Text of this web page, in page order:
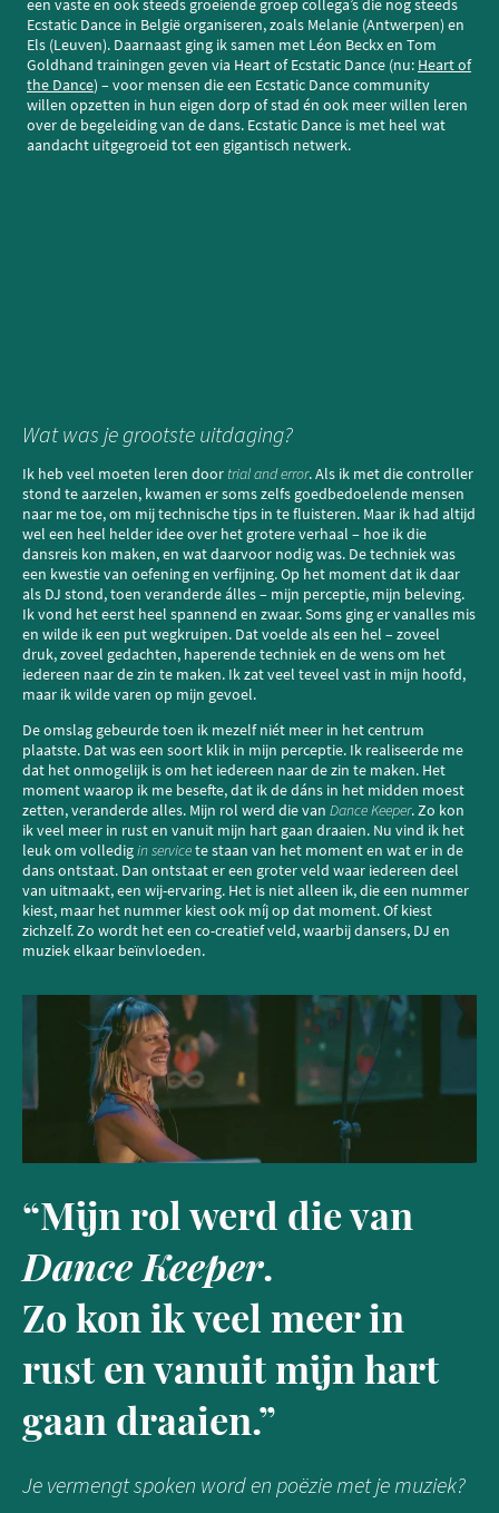
een vaste en ook steeds groeiende groep collega’s die nog steeds
Ecstatic Dance in België organiseren, zoals Melanie (Antwerpen) en
Els (Leuven). Daarnaast ging ik samen met Léon Beckx en Tom
Goldhand trainingen geven via Heart of Ecstatic Dance (nu: Heart of
the Dance) – voor mensen die een Ecstatic Dance community
willen opzetten in hun eigen dorp of stad én ook meer willen leren
over de begeleiding van de dans. Ecstatic Dance is met heel wat
aandacht uitgegroeid tot een gigantisch netwerk.
Wat was je grootste uitdaging?
Ik heb veel moeten leren door trial and error. Als ik met die controller
stond te aarzelen, kwamen er soms zelfs goedbedoelende mensen
naar me toe, om mij technische tips in te fluisteren. Maar ik had altijd
wel een heel helder idee over het grotere verhaal – hoe ik die
dansreis kon maken, en wat daarvoor nodig was. De techniek was
een kwestie van oefening en verfijning. Op het moment dat ik daar
als DJ stond, toen veranderde álles – mijn perceptie, mijn beleving.
Ik vond het eerst heel spannend en zwaar. Soms ging er vanalles mis
en wilde ik een put wegkruipen. Dat voelde als een hel – zoveel
druk, zoveel gedachten, haperende techniek en de wens om het
iedereen naar de zin te maken. Ik zat veel teveel vast in mijn hoofd,
maar ik wilde varen op mijn gevoel.
De omslag gebeurde toen ik mezelf niét meer in het centrum
plaatste. Dat was een soort klik in mijn perceptie. Ik realiseerde me
dat het onmogelijk is om het iedereen naar de zin te maken. Het
moment waarop ik me besefte, dat ik de dáns in het midden moest
zetten, veranderde alles. Mijn rol werd die van Dance Keeper. Zo kon
ik veel meer in rust en vanuit mijn hart gaan draaien. Nu vind ik het
leuk om volledigin servicete staan van het moment en wat er in de
dans ontstaat. Dan ontstaat er een groter veld waar iedereen deel
van uitmaakt, een wij-ervaring. Het is niet alleen ik, die een nummer
kiest, maar het nummer kiest ook míj op dat moment. Of kiest
zichzelf. Zo wordt het een co-creatief veld, waarbij dansers, DJ en
muziek elkaar beïnvloeden.
“Mijn rol werd die van
Dance Keeper.
Zo kon ik veel meer in
rust en vanuit mijn hart
gaan draaien.”
Je vermengt spoken word en poëzie met je muziek?